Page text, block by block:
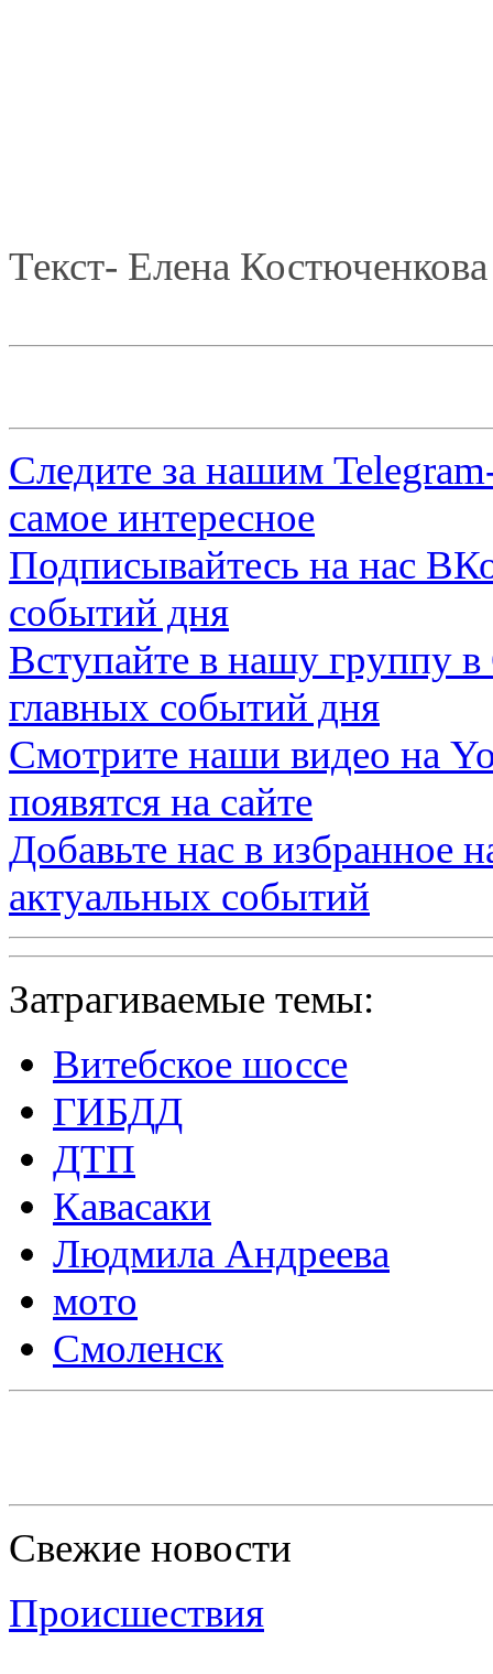
Текст- Елена Костюченкова
Следите за нашим
самое интересное
Подписывайтесь на нас
событий дня
Вступайте в нашу группу в
главных событий дня
Смотрите наши видео на
появятся на сайте
Добавьте нас в избранное
актуальных событий
Затрагиваемые темы:
Витебское шоссе
ГИБДД
ДТП
Кавасаки
Людмила Андреева
мото
Смоленск
Свежие новости
Происшествия